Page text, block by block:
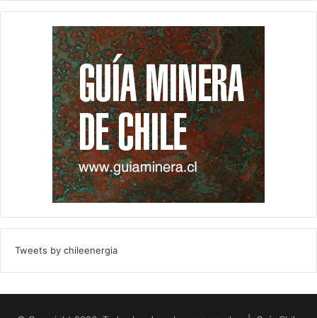
Tweets by chileenergia